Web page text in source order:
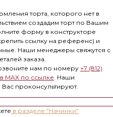
торта, которого нет в
создадим торт по Вашим
форму в конструкторе
ссылку на референс) и
Наши менеджеры свяжутся с
заказа.
нам по номеру +7 (812)
MAX по ссылке. Наши
проконсультируют.
в разделе "Начинки"